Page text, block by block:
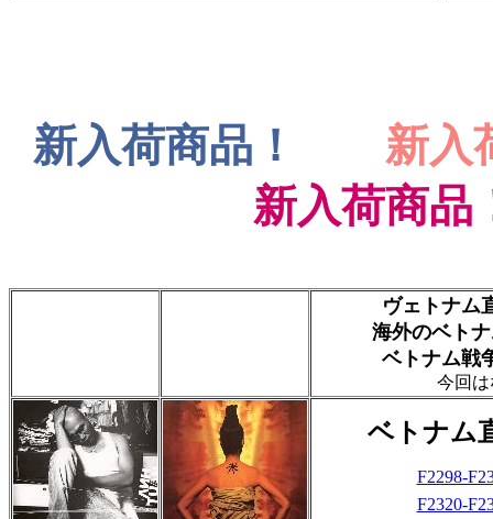
新入荷商品！
新入
新入荷商品
ヴェトナム
海外のベト
ベトナム戦
今回
ベトナム
F2298-
F2320-